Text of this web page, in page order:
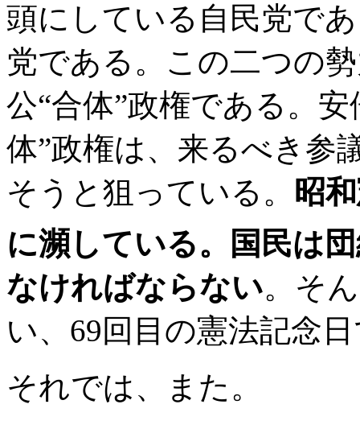
頭にしている自民党で
党である。この二つの
公“合体”政権である。
体”政権は、来るべき参
そうと狙っている。 昭
に瀕している。国民は
なければならない。そ
い、69回目の憲法記念
それでは、また。